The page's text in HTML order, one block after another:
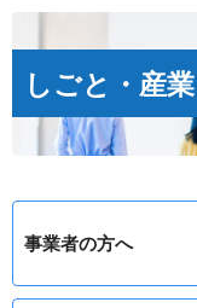
しごと・産業
事業者の方へ